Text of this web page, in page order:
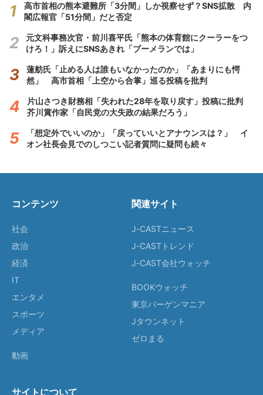
高市首相の熊本避難所「3分間」しか視察せず？SNS拡散 内
閣広報官「51分間」だと否定
元文科事務次官・前川喜平氏「熊本の体育館にクーラーをつ
けろ！」訴えにSNSあきれ「ブーメランでは」
蓮舫氏「止める人は誰もいなかったのか」「あまりにも愕
然」 高市首相「上空から合掌」巡る投稿を批判
片山さつき財務相「失われた28年を取り戻す」投稿に批判
芥川賞作家「自民党の大失政の結果だろう」
「想定外でいいのか」「戻っていいとアナウンスは？」 イ
オン社長会見でのしつこい記者質問に疑問も続々
コンテンツ
社会
政治
経済
IT
エンタメ
スポーツ
メディア
動画
関連サイト
J-CASTニュース
J-CASTトレンド
J-CAST会社ウォッチ
BOOKウォッチ
東京バーゲンマニア
Jタウンネット
ゼロまる
サイトについて